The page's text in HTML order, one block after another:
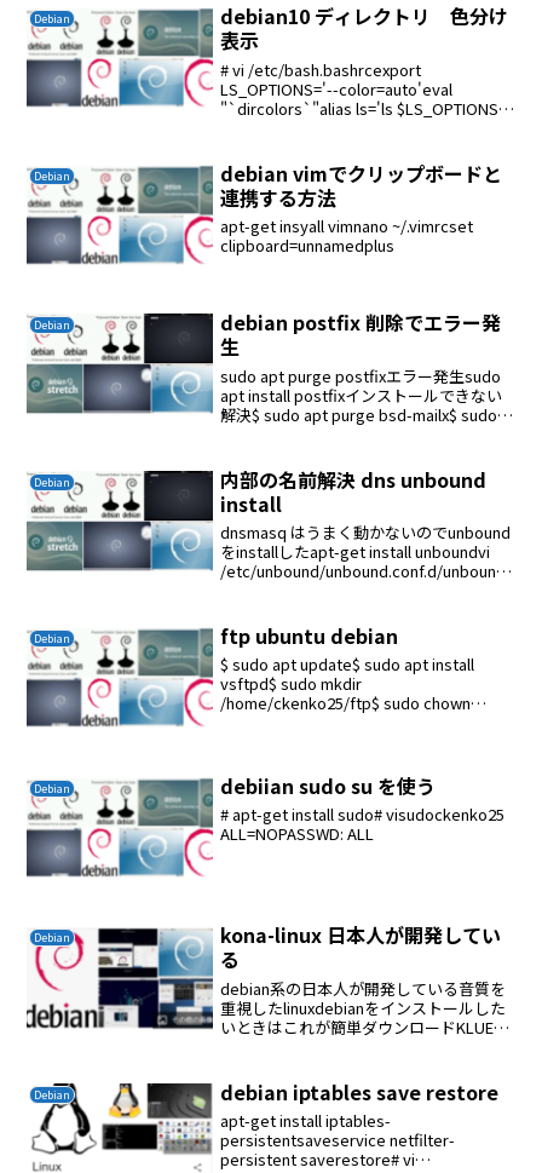
Debian
debian10 ディレクトリ 色分け
表示
# vi /etc/bash.bashrcexport
LS_OPTIONS='--color=auto'eval
"`dircolors`"alias ls='ls $LS_OPTIONS'#
Debian
debian vimでクリップボードと
連携する方法
apt-get insyall vimnano ~/.vimrcset
clipboard=unnamedplus
Debian
debian postfix 削除でエラー発
生
sudo apt purge postfixエラー発生sudo
apt install postfixインストールできない
解決$ sudo apt purge bsd-mailx$ sudo
Debian
内部の名前解決 dns unbound
install
dnsmasq はうまく動かないのでunbound
をinstallしたapt-get install unboundvi
/etc/unbound/unbound.conf.d/unbound.
Debian ftp ubuntu debian
$ sudo apt update$ sudo apt install
vsftpd$ sudo mkdir
/home/ckenko25/ftp$ sudo chown
Debian debiian sudo su を使う
# apt-get install sudo# visudockenko25
ALL=NOPASSWD: ALL
Debian
kona-linux 日本人が開発してい
る
debian系の日本人が開発している音質を
重視したlinuxdebianをインストールした
いときはこれが簡単ダウンロードKLUEは
労するのでこの...
Debian debian iptables save restore
apt-get install iptables-
persistentsaveservice netfilter-
persistent saverestore# vi